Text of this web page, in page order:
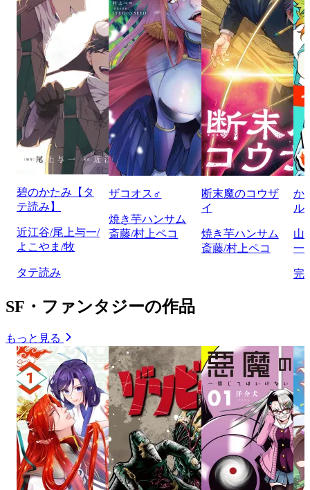
碧のかたみ【タ
テ読み】
近江谷/尾上与一/
よこやま/牧
タテ読み
ザコオス♂
焼き芋ハンサム
斎藤/村上ペコ
断末魔のコウザ
イ
焼き芋ハンサム
斎藤/村上ペコ
か
ル
山
一/
完
SF・ファンタジーの作品
もっと見る